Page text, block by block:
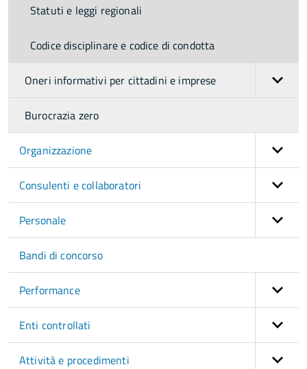
Statuti e leggi regionali
Codice disciplinare e codice di condotta
Oneri informativi per cittadini e imprese
Burocrazia zero
Organizzazione
Consulenti e collaboratori
Personale
Bandi di concorso
Performance
Enti controllati
Attività e procedimenti